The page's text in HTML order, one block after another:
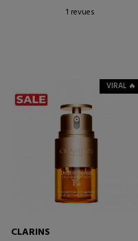
1 revues
VIRAL 🔥
CLARINS